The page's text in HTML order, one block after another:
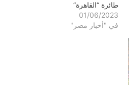
طائرة “القاهرة”
01/06/2023
في "أخبار مصر"